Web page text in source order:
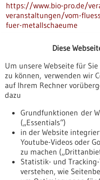
https://www.bio-pro.de/
veranstaltungen/vom-
fuer-metallschaeume
6. MDR Soforthilfe-
online,Anmeldefrist:
https://regulatorik-
pro.de/veranstaltungen/
mdr-soforthilfe-sprechtag-
Diese
Um unsere Webseite für
zu können, verwenden wir
auf Ihrem Rechner
dazu
Grundfunktionen der
(„Essentials“)
in der Website
Youtube-Videos oder
zu machen
Statistik- und
verstehen, wie